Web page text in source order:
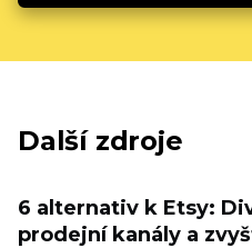
Další zdroje
6 alternativ k Etsy:
prodejní kanály a